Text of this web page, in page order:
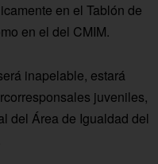
en el Tablón de
en el del CMIM.
inapelable, estará
juveniles,
del Área de Igualdad del